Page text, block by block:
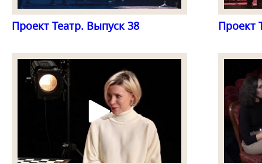
Проект Театр. Выпуск 38 Проект